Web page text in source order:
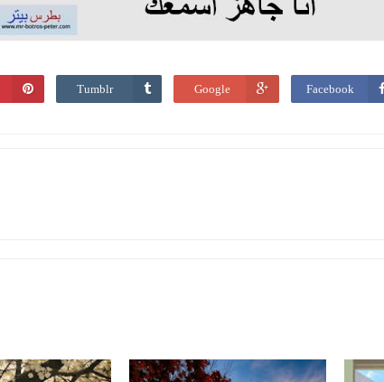
Facebook
Google
Tumblr